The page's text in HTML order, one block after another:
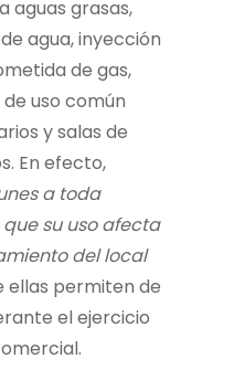
aguas grasas,
agua, inyección
de gas,
uso común
y salas de
En efecto,
a toda
su uso afecta
del local
ellas permiten de
el ejercicio